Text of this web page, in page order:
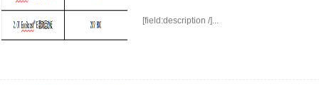
[field:description /]...